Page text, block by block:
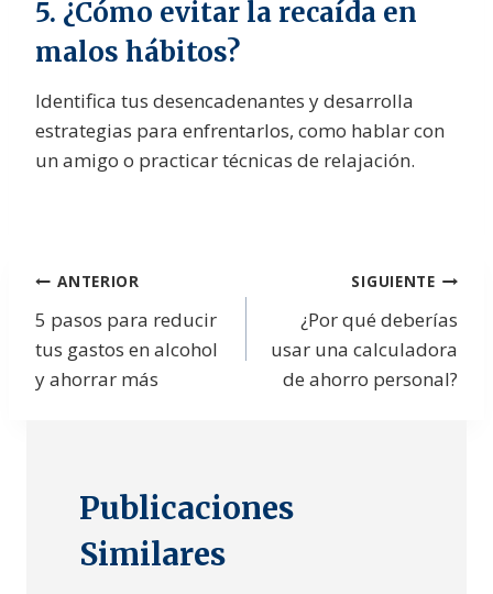
5. ¿Cómo evitar la recaída en
malos hábitos?
Identifica tus desencadenantes y desarrolla
estrategias para enfrentarlos, como hablar con
un amigo o practicar técnicas de relajación.
Navegación
de
entradas
ANTERIOR
5 pasos para reducir
tus gastos en alcohol
y ahorrar más
SIGUIENTE
¿Por qué deberías
usar una calculadora
de ahorro personal?
Publicaciones
Similares